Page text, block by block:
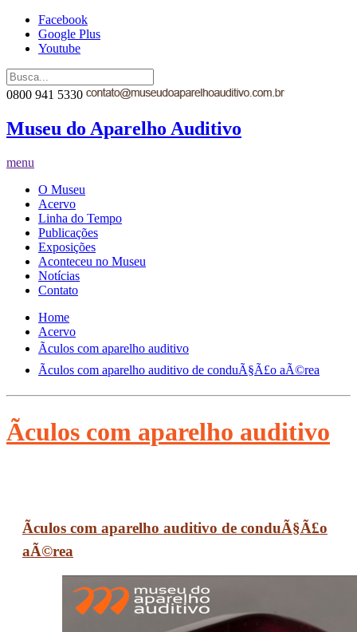
Facebook
Google Plus
Youtube
0800 941 5330
Museu do Aparelho Auditivo
menu
O Museu
Acervo
Linha do Tempo
Publicações
Exposições
Aconteceu no Museu
Notícias
Contato
Home
Acervo
Ãculos com aparelho auditivo
Ãculos com aparelho auditivo de conduÃ§Ã£o aÃ©rea
Ãculos com aparelho auditivo
Ãculos com aparelho auditivo de conduÃ§Ã£o
aÃ©rea